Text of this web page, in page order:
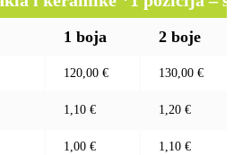
1 boja 2 boje
120,00 € 130,00 €
1,10 € 1,20 €
1,00 € 1,10 €